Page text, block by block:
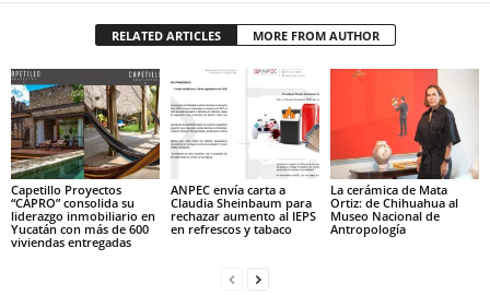
RELATED ARTICLES MORE FROM AUTHOR
Capetillo Proyectos
“CAPRO” consolida su
liderazgo inmobiliario en
Yucatán con más de 600
viviendas entregadas
ANPEC envía carta a
Claudia Sheinbaum para
rechazar aumento al IEPS
en refrescos y tabaco
La cerámica de Mata
Ortiz: de Chihuahua al
Museo Nacional de
Antropología